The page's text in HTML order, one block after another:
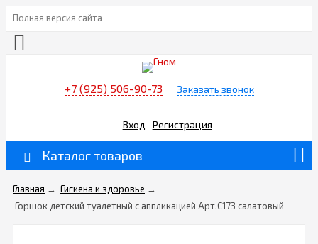
Полная версия сайта
+7 (925) 506-90-73 Заказать звонок
Вход Регистрация
Каталог товаров
Главная → Гигиена и здоровье →
Горшок детский туалетный с аппликацией Арт.С173 салатовый